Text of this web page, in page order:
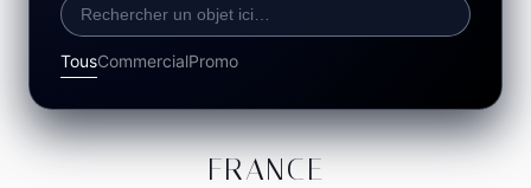
TousCommercialPromo
FRANCE